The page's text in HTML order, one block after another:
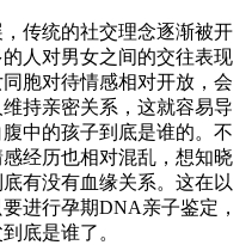
传统的社交理念逐渐被开
人对男女之间的交往表现
胞对待情感相对开放，会
持亲密关系，这就容易导
中的孩子到底是谁的。不
经历也相对混乱，想知晓
有没有血缘关系。这在以
进行孕期DNA亲子鉴定，
底是谁了。